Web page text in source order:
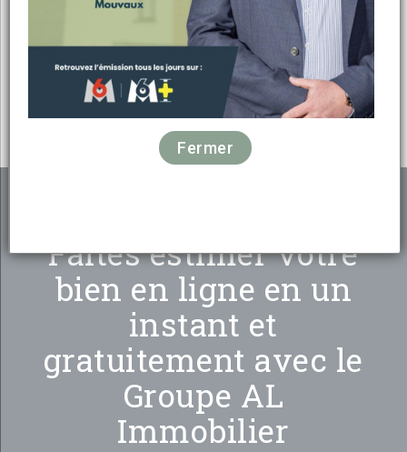
Faites estimer votre
bien en ligne en un
instant et
gratuitement avec le
Groupe AL
Immobilier